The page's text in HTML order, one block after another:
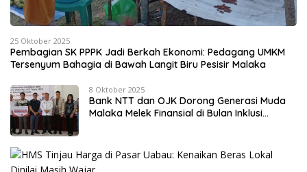
25 Oktober 2025
Pembagian SK PPPK Jadi Berkah Ekonomi: Pedagang UMKM
Tersenyum Bahagia di Bawah Langit Biru Pesisir Malaka
8 Oktober 2025
Bank NTT dan OJK Dorong Generasi Muda
Malaka Melek Finansial di Bulan Inklusi